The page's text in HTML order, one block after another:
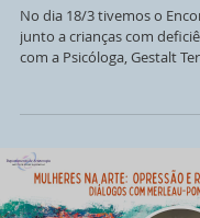
deficiênciavisual
No dia 18/3 tivemos o